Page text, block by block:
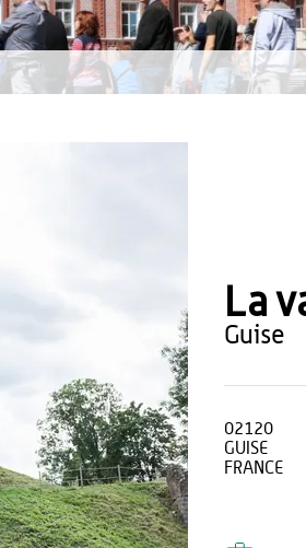
La
guise
02120
GUISE
FRANCE